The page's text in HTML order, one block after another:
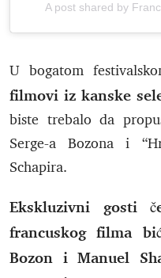
A post shared by
U bogatom
filmovi iz kanske
biste trebalo da
Serge-a Bozona i
Schapira.
Ekskluzivni gosti
francuskog filma
Bozon i Manuel